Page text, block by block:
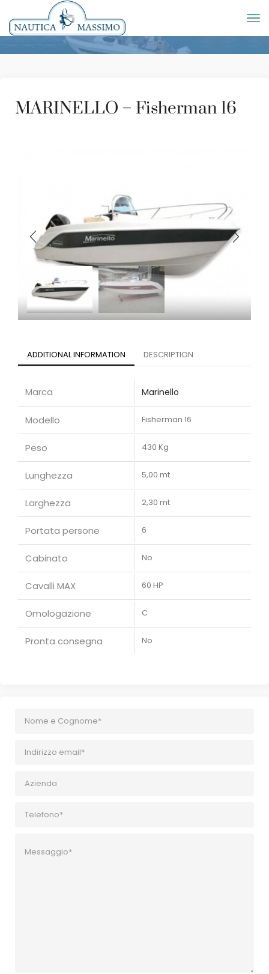
MARINELLO – Fisherman 16
ADDITIONAL INFORMATION DESCRIPTION
Marca Marinello
Modello Fisherman 16
Peso 430 Kg
Lunghezza 5,00 mt
Larghezza 2,30 mt
Portata persone 6
Cabinato No
Cavalli MAX 60 HP
Omologazione C
Pronta consegna No